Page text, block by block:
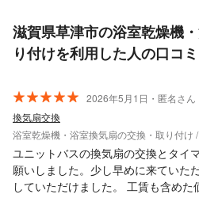
滋賀県草津市の浴室乾燥機
り付けを利用した人の口コミ
2026年5月1日・匿名さん
換気扇交換
浴室乾燥機・浴室換気扇の交換・取り付け
ユニットバスの換気扇の交換とタイ
願いしました。少し早めに来ていた
していただけました。 工賃も含め